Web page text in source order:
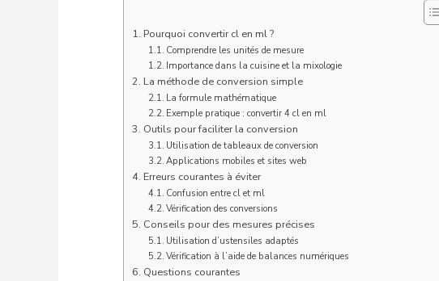
Pourquoi convertir cl en ml ?
Comprendre les unités de mesure
Importance dans la cuisine et la mixologie
La méthode de conversion simple
La formule mathématique
Exemple pratique : convertir 4 cl en ml
Outils pour faciliter la conversion
Utilisation de tableaux de conversion
Applications mobiles et sites web
Erreurs courantes à éviter
Confusion entre cl et ml
Vérification des conversions
Conseils pour des mesures précises
Utilisation d’ustensiles adaptés
Vérification à l’aide de balances numériques
Questions courantes